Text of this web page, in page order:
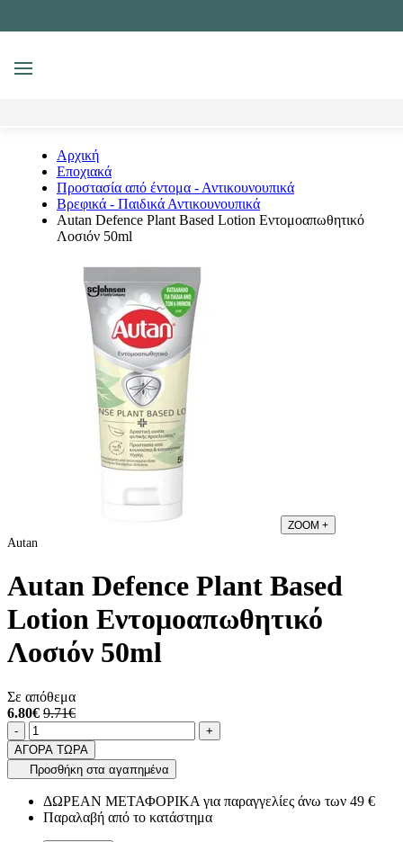
MENU
Αρχική
Εποχιακά
Προστασία από έντομα - Αντικουνουπικά
Βρεφικά - Παιδικά Αντικουνουπικά
Autan Defence Plant Based Lotion Εντομοαπωθητικό
Λοσιόν 50ml
ZOOM +
Autan
Autan Defence Plant Based
Lotion Εντομοαπωθητικό
Λοσιόν 50ml
Σε απόθεμα
6.80€ 9.71€
Ποσότητα
-product.increase.quantity +
ΑΓΟΡΑ ΤΩΡΑ
Προσθήκη στα αγαπημένα
ΔΩΡΕΑΝ ΜΕΤΑΦΟΡΙΚΑ για παραγγελίες άνω των 49 €
Παραλαβή από το κατάστημα